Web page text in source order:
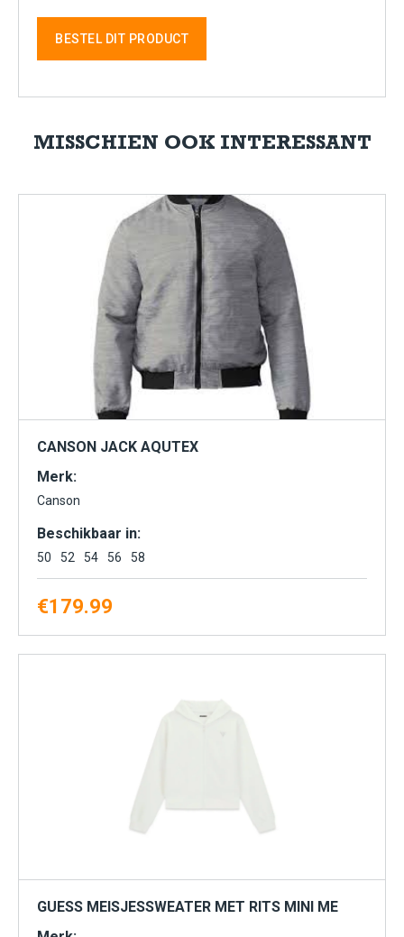
BESTEL DIT PRODUCT
MISSCHIEN OOK INTERESSANT
CANSON JACK AQUTEX
Merk:
Canson
Beschikbaar in:
50 52 54 56 58
€179.99
GUESS MEISJESSWEATER MET RITS MINI ME